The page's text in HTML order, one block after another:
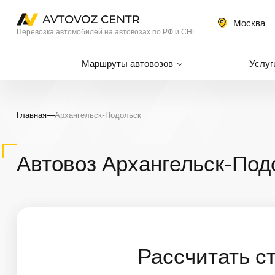
Перевозка автомобилей на автовозах по РФ и СНГ
Москва
Маршруты автовозов
Главная—Архангельск-Подольск
Автовоз Архангельск-
Рассчитать